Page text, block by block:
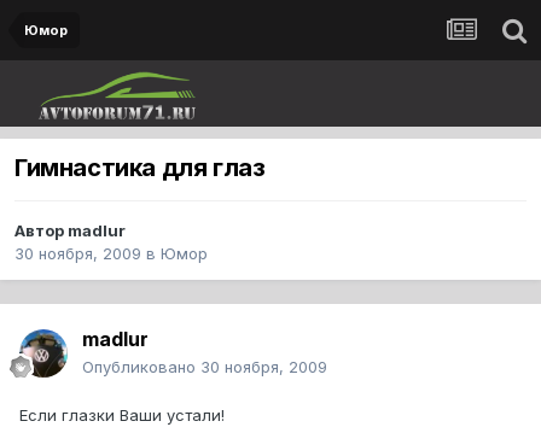
Юмор
Гимнастика для глаз
Автор madlur
30 ноября, 2009 в Юмор
madlur
Опубликовано 30 ноября, 2009
Если глазки Ваши устали!